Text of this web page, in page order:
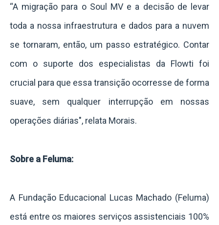
“A migração para o Soul MV e a decisão de levar
toda a nossa infraestrutura e dados para a nuvem
se tornaram, então, um passo estratégico. Contar
com o suporte dos especialistas da Flowti foi
crucial para que essa transição ocorresse de forma
suave, sem qualquer interrupção em nossas
operações diárias", relata Morais.
Sobre a Feluma:
A Fundação Educacional Lucas Machado (Feluma)
está entre os maiores serviços assistenciais 100%